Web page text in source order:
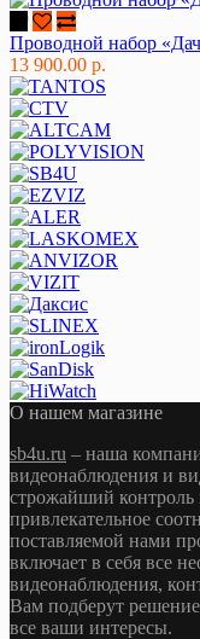
Проводной набор
13 900.00 р.
О нашем магазине
sb4u.ru – наша
видеонаблюдения и
строжайший контроль
привлекательное
поставляемой нами
включает в себя все
видеонаблюдения,
Вам подберут
все ваши интересы.